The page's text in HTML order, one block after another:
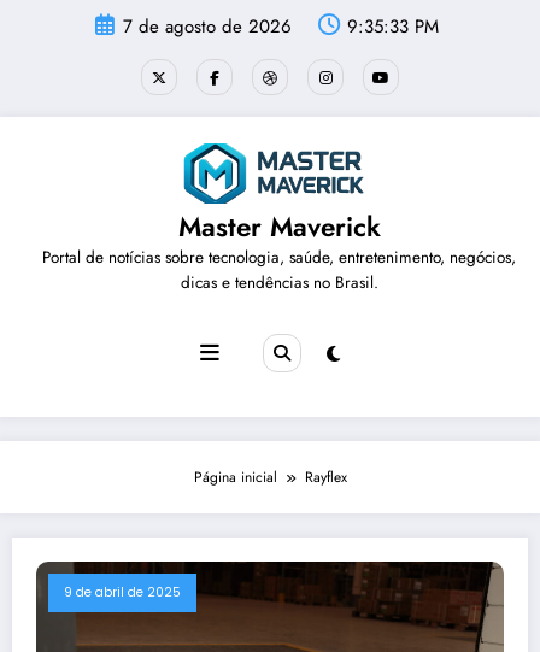
7 de agosto de 2026 9:35:33 PM
Master Maverick
Portal de notícias sobre tecnologia, saúde, entretenimento, negócios,
dicas e tendências no Brasil.
Página inicial Rayflex
9 de abril de 2025